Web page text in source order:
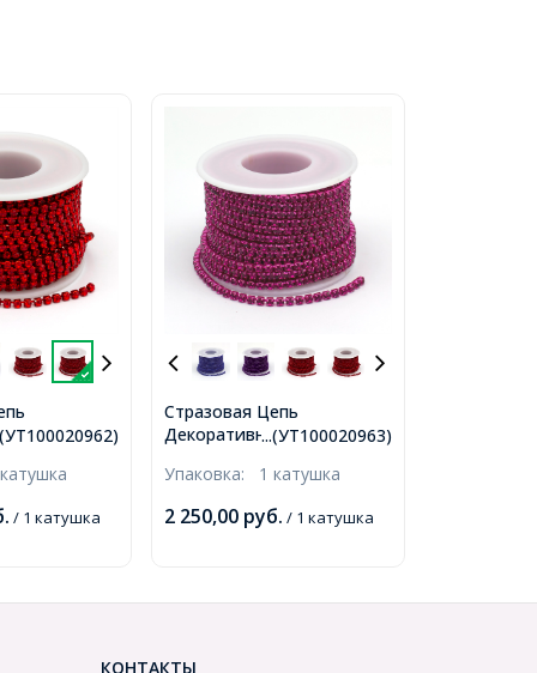
3мм, около
/ 1 катушка
...(УТ100020963)
Стразовая Цепь
Декоративная, Стойкое
около 9м/катушка,
(УТ100020963)
Упаковка: 1 катушка
2 250,00 руб. / 1 катушка
КОНТАКТЫ